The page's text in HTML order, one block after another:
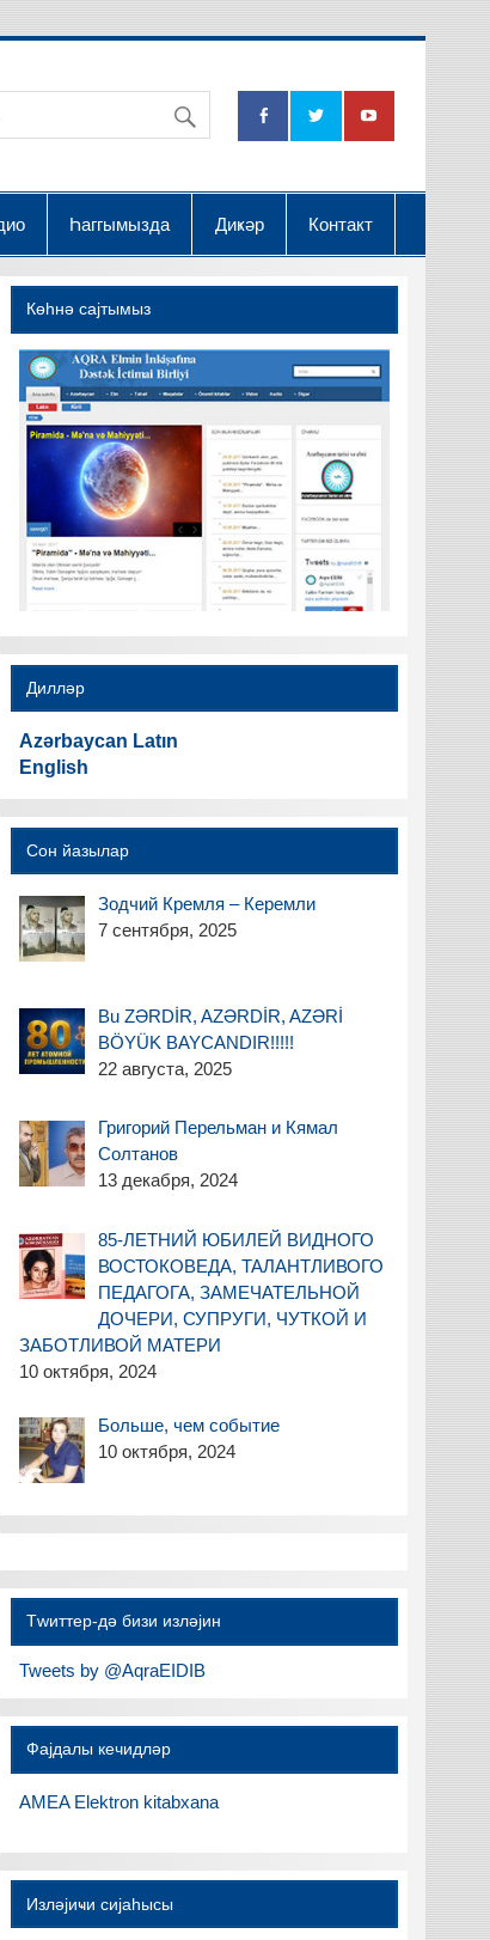
Dətsək İctimai Birliyi
Һаггымызда Диҝәр Контакт
Көһнә саjтымыз
Дилләр
Azərbaycan Latın
English
Сон йазылар
Зодчий Кремля – Керемли
7 сентября, 2025
Bu ZƏRDİR, AZƏRDİR, AZƏRİ
BÖYÜK BAYCANDIR!!!!!
22 августа, 2025
Григорий Перельман и Кямал
Солтанов
13 декабря, 2024
85-ЛЕТНИЙ ЮБИЛЕЙ ВИДНОГО
ВОСТОКОВЕДА, ТАЛАНТЛИВОГО
ПЕДАГОГА, ЗАМЕЧАТЕЛЬНОЙ
ДОЧЕРИ, СУПРУГИ, ЧУТКОЙ И
ЗАБОТЛИВОЙ МАТЕРИ
10 октября, 2024
Больше, чем событие
10 октября, 2024
Тwиттер-дә бизи изләјин
Tweets by @AqraEIDIB
Фајдалы кечидләр
AMEA Elektron kitabxana
Изләјиҹи сијаһысы